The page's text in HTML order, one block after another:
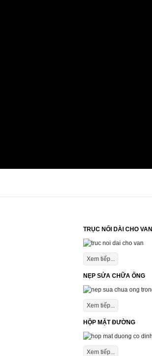
TRỤC NỐI DÀI CHO VAN
Xem tiếp...
NẸP SỬA CHỮA ỐNG
Xem tiếp...
HỘP MẶT ĐƯỜNG
Xem tiếp...